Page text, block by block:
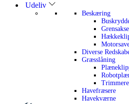
Udeliv
Beskæring
Grensakse
Diverse
Græsslåning
Trimmere
Havefræsere
Havekværne